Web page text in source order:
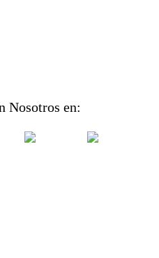
Nosotros en: